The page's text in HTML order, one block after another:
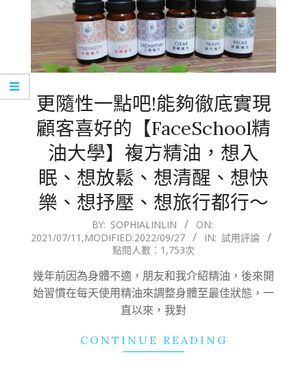
更隨性一點吧!能夠徹底實現
顧客喜好的【FaceSchool精
油大學】複方精油，想入
眠、想放鬆、想清醒、想快
樂、想抒壓、想旅行都行～
07-
BY: SOPHIALINLIN
ON:
2021/07/11 ,MODIFIED:2022/09/27 IN: 試用評論
點閱人數：1,753次
幾年前因為身體不適，朋友和我介紹精油，後來開
始習慣在每天使用精油來調整身體至最佳狀態，一
直以來，我對
CONTINUE READING